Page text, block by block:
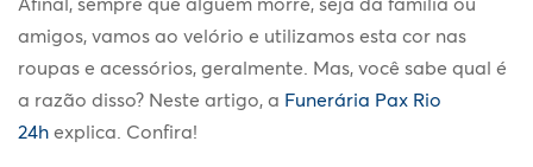
amigos, vamos ao velório e utilizamos esta cor nas
roupas e acessórios, geralmente. Mas, você sabe qual é
a razão disso? Neste artigo, a Funerária Pax Rio
24h explica. Confira!